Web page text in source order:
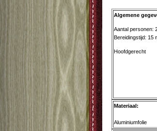
Algemene
Aantal personen:
Bereidingstijd: 15
Hoofdgerecht
Materiaal:
Aluminiumfolie